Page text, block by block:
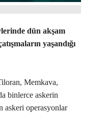
dün akşam
yaşandığı
Memkava,
binlerce askerin
askeri operasyonlar